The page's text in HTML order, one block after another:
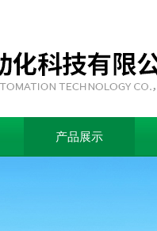
产品展示